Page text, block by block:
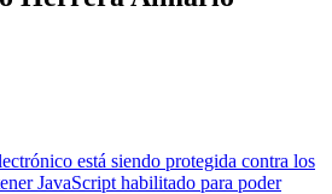
está siendo protegida contra los
JavaScript habilitado para poder